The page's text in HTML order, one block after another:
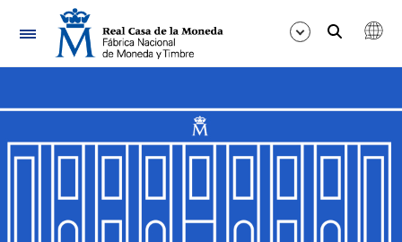
Nabigazioa
Erakutsi/Ezkutatu
Erakutsi/Ezkutatu